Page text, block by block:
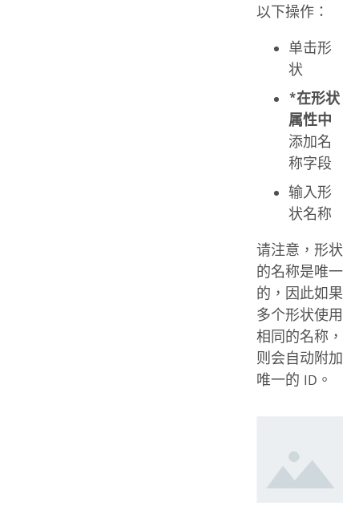
以下操作：
单击形
状
*在形状
属性中
添加名
称字段
输入形
状名称
请注意，形状
的名称是唯一
的，因此如果
多个形状使用
相同的名称，
则会自动附加
唯一的 ID。